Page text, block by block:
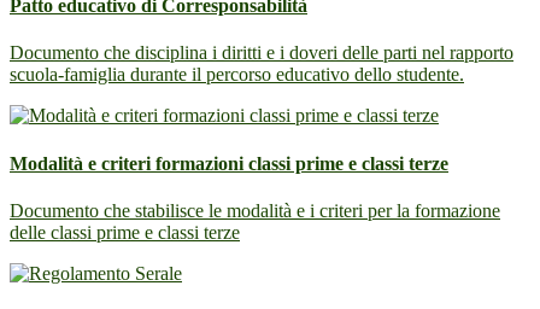
Patto educativo di Corresponsabilità
Documento che disciplina i diritti e i doveri delle parti nel rapporto
scuola-famiglia durante il percorso educativo dello studente.
Modalità e criteri formazioni classi prime e classi terze
Documento che stabilisce le modalità e i criteri per la formazione
delle classi prime e classi terze